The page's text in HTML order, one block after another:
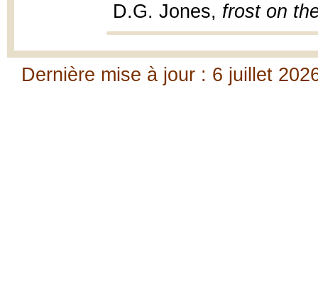
D.G. Jones, frost on
Dernière mise à jour : 6 juillet